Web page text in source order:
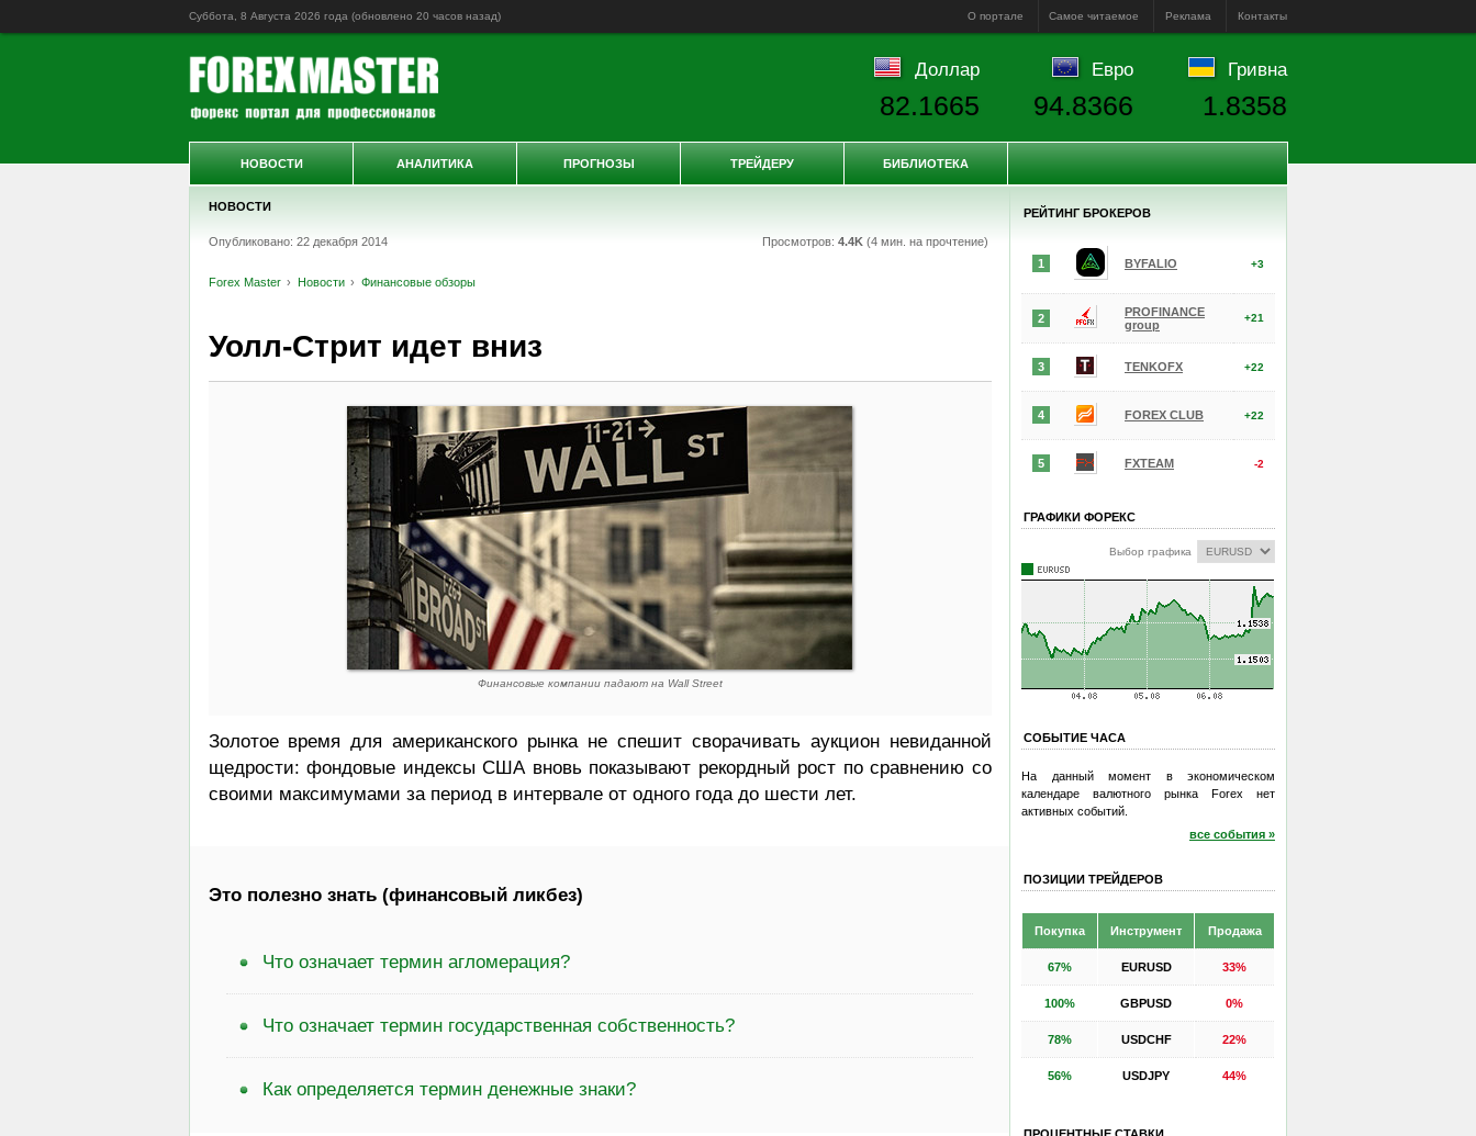
Суббота, 8 Августа 2026 года (обновлено 20 часов назад) О портале Самое читаемое Реклама Контакты
НОВОСТИ
Опубликовано: 22 декабря 2014 Просмотров: 4.4K(4 мин. на прочтение)
Forex Master Новости Финансовые обзоры
Уолл-Стрит идет вниз
Финансовые компании падают на Wall Street
Золотое время для американского рынка не спешит сворачивать аукцион невиданной
щедрости: фондовые индексы США вновь показывают рекордный рост по сравнению со
своими максимумами за период в интервале от одного года до шести лет.
Это полезно знать (финансовый ликбез)
Что означает термин агломерация?
Что означает термин государственная собственность?
Как определяется термин денежные знаки?
РЕЙТИНГ БРОКЕРОВ
1 BYFALIO +3
2
PROFINANCE
group
+21
3 TENKOFX +22
4 FOREX CLUB +22
5 FXTEAM -2
ГРАФИКИ ФОРЕКС
Выбор графика
СОБЫТИЕ ЧАСА
На данный момент в экономическом
календаре валютного рынка Forex нет
активных событий.
все события »
ПОЗИЦИИ ТРЕЙДЕРОВ
Покупка Инструмент Продажа
67% EURUSD 33%
100% GBPUSD 0%
78% USDCHF 22%
56% USDJPY 44%
ПРОЦЕНТНЫЕ СТАВКИ
Доллар
82.1665
Евро
94.8366
Гривна
1.8358
НОВОСТИ АНАЛИТИКА ПРОГНОЗЫ ТРЕЙДЕРУ БИБЛИОТЕКА